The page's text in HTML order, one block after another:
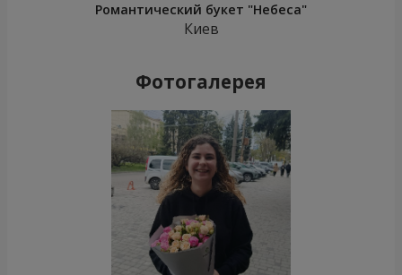
Романтический букет "Небеса"
Киев
Фотогалерея